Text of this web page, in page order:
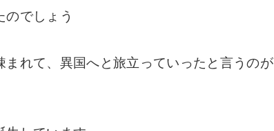
でしょう
れて、異国へと旅立っていったと言うのが